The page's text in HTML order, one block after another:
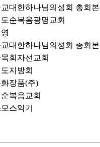
대한하나님의성회 총회
순복음광명교회
대한하나님의성회 총회
회자선교회
지방회
장품(주)
복음교회
스악기